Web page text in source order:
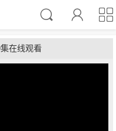
在线观看